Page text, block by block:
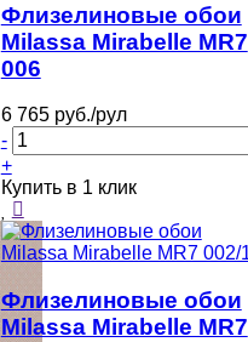
Флизелиновые обои
Milassa Mirabelle MR7
006
6 765 руб./рул
-
+
Купить в 1 клик
Флизелиновые обои
Milassa Mirabelle MR7